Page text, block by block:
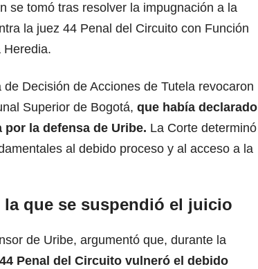
se tomó tras resolver la impugnación a la
la juez 44 Penal del Circuito con Función
Heredia.
Decisión de Acciones de Tutela revocaron
Superior de Bogotá, que había declarado
la defensa de Uribe. La Corte determinó
al debido proceso y al acceso a la
que se suspendió el juicio
de Uribe, argumentó que, durante la
Penal del Circuito vulneró el debido